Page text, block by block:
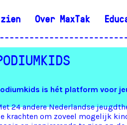
Over MaxTak
is hét platform voor
24 andere Nederlandse
krachten om zoveel mogelijk